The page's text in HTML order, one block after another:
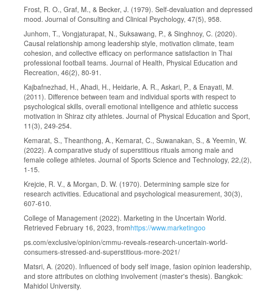
Frost, R. O., Graf, M., & Becker, J. (1979). Self-devaluation and depressed
mood. Journal of Consulting and Clinical Psychology, 47(5), 958.
Junhom, T., Vongjaturapat, N., Suksawang, P., & Singhnoy, C. (2020).
Causal relationship among leadership style, motivation climate, team
cohesion, and collective efficacy on performance satisfaction in Thai
professional football teams. Journal of Health, Physical Education and
Recreation, 46(2), 80-91.
Kajbafnezhad, H., Ahadi, H., Heidarie, A. R., Askari, P., & Enayati, M.
(2011). Difference between team and individual sports with respect to
psychological skills, overall emotional intelligence and athletic success
motivation in Shiraz city athletes. Journal of Physical Education and Sport,
11(3), 249-254.
Kemarat, S., Theanthong, A., Kemarat, C., Suwanakan, S., & Yeemin, W.
(2022). A comparative study of superstitious rituals among male and
female college athletes. Journal of Sports Science and Technology, 22,(2),
1-15.
Krejcie, R. V., & Morgan, D. W. (1970). Determining sample size for
research activities. Educational and psychological measurement, 30(3),
607-610.
College of Management (2022). Marketing in the Uncertain World.
Retrieved February 16, 2023, fromhttps://www.marketingoo
ps.com/exclusive/opinion/cmmu-reveals-research-uncertain-world-
consumers-stressed-and-superstitious-more-2021/
Matsri, A. (2020). Influenced of body self image, fasion opinion leadership,
and store attributes on clothing involvement (master's thesis). Bangkok:
Mahidol University.